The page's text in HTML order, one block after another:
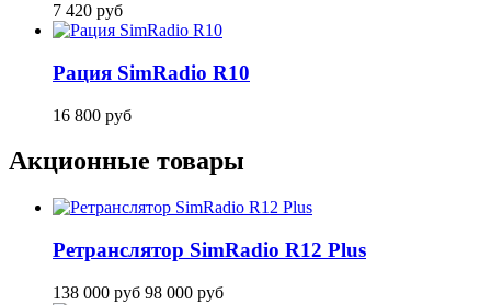
7 420 руб
Рация SimRadio R10
16 800 руб
Акционные товары
Ретранслятор SimRadio R12 Plus
138 000 руб 98 000 руб